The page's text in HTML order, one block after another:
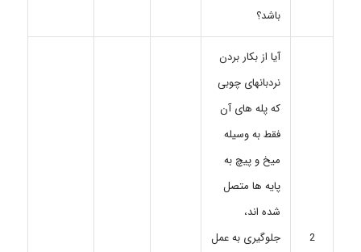
باشد؟
2
آیا از بکار بردن
نردبانهای چوبی
که پله های آن
فقط به وسیله
میخ و پیچ به
پایه ها متصل
شده اند،
جلوگیری به عمل